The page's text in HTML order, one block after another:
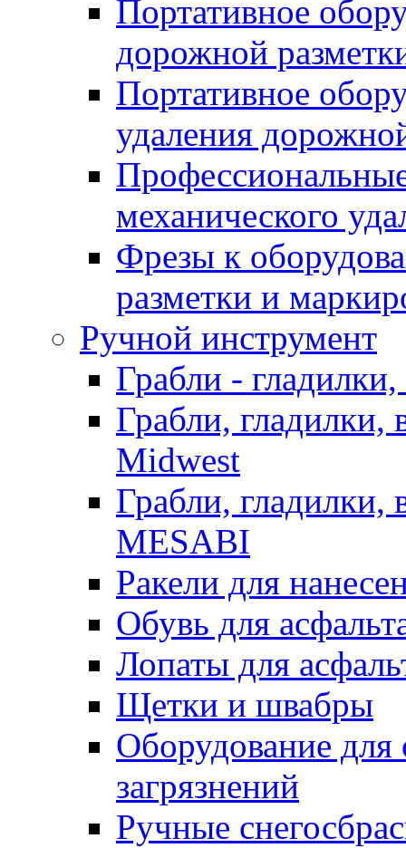
Портативное
дорожной
Портативное
удаления
механического
Фрезы к
разметки и
Ручной инструмент
Грабли -
Грабли, гладилки,
Midwest
Грабли, гладилки,
MESABI
Ракели для
Обувь для
Лопаты для
Щетки и швабры
Оборудование для
загрязнений
Ручные